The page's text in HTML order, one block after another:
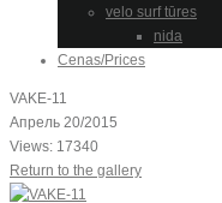
velo surf tūres
nida
Cenas/Prices
VAKE-11
Апрель 20/2015
Views: 17340
Return to the gallery